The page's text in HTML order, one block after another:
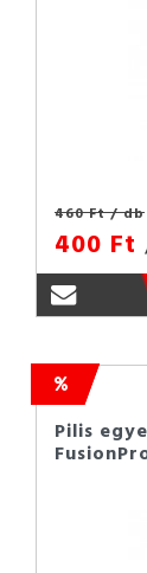
460 Ft/ db
400 Ft
Pilis